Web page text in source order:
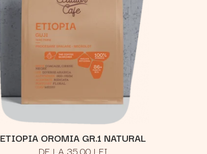
ETIOPIA OROMIA GR.1 NATURAL